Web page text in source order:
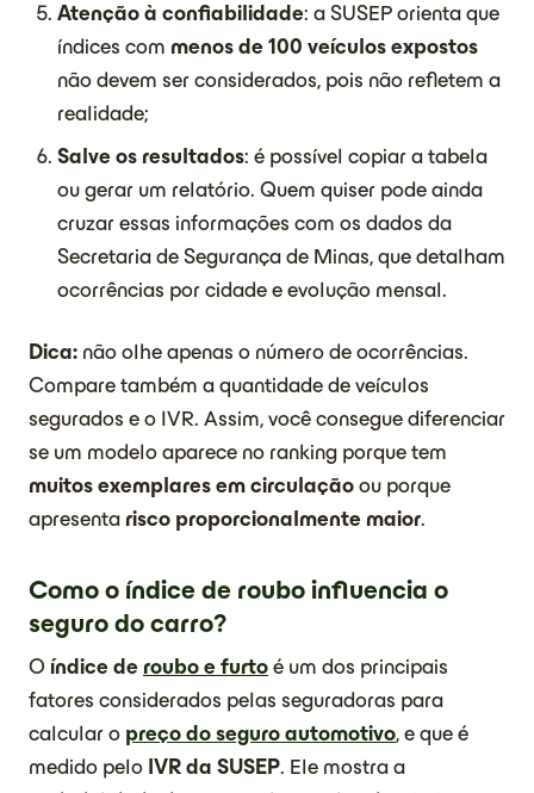
Atenção à confiabilidade: a SUSEP orienta que
índices com menos de 100 veículos expostos
não devem ser considerados, pois não refletem a
realidade;
Salve os resultados: é possível copiar a tabela
ou gerar um relatório. Quem quiser pode ainda
cruzar essas informações com os dados da
Secretaria de Segurança de Minas, que detalham
ocorrências por cidade e evolução mensal.
Dica: não olhe apenas o número de ocorrências.
Compare também a quantidade de veículos
segurados e o IVR. Assim, você consegue diferenciar
se um modelo aparece no ranking porque tem
muitos exemplares em circulação ou porque
apresenta risco proporcionalmente maior.
Como o índice de roubo influencia o
seguro do carro?
O índice de roubo e furto é um dos principais
fatores considerados pelas seguradoras para
calcular o preço do seguro automotivo, e que é
medido pelo IVR da SUSEP. Ele mostra a